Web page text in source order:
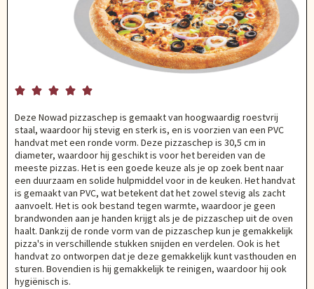
    
Deze Nowad pizzaschep is gemaakt van hoogwaardig roestvrij
staal, waardoor hij stevig en sterk is, en is voorzien van een PVC
handvat met een ronde vorm. Deze pizzaschep is 30,5 cm in
diameter, waardoor hij geschikt is voor het bereiden van de
meeste pizzas. Het is een goede keuze als je op zoek bent naar
een duurzaam en solide hulpmiddel voor in de keuken. Het handvat
is gemaakt van PVC, wat betekent dat het zowel stevig als zacht
aanvoelt. Het is ook bestand tegen warmte, waardoor je geen
brandwonden aan je handen krijgt als je de pizzaschep uit de oven
haalt. Dankzij de ronde vorm van de pizzaschep kun je gemakkelijk
pizza's in verschillende stukken snijden en verdelen. Ook is het
handvat zo ontworpen dat je deze gemakkelijk kunt vasthouden en
sturen. Bovendien is hij gemakkelijk te reinigen, waardoor hij ook
hygiënisch is.